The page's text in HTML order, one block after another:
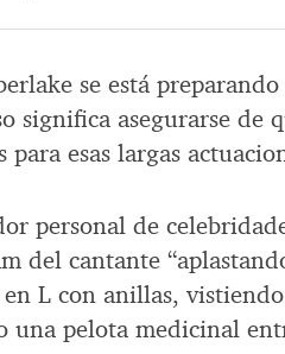
se está
significa asegurarse de
para esas largas
personal de
del cantante
L con anillas,
una pelota medicinal